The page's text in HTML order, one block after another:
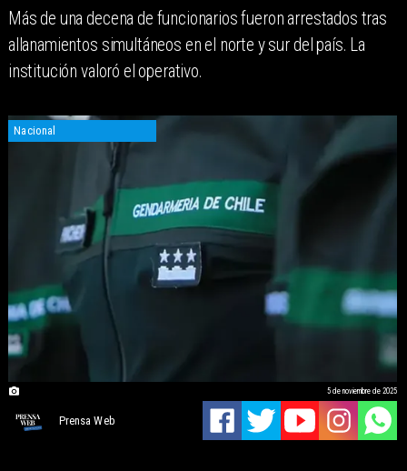
Más de una decena de funcionarios fueron arrestados tras
allanamientos simultáneos en el norte y sur del país. La
institución valoró el operativo.
Nacional
Prensa Web
5 de noviembre de 2025